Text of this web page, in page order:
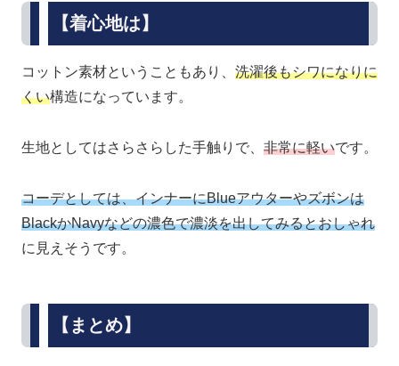
【着心地は】
コットン素材ということもあり、 洗濯後もシワになりに
くい構造になっています。
生地としてはさらさらした手触りで、 非常に軽いです。
コーデとしては、インナーにBlueアウターやズボンは
BlackかNavyなどの濃色で濃淡を出してみるとおしゃれ
に見えそうです。
【まとめ】